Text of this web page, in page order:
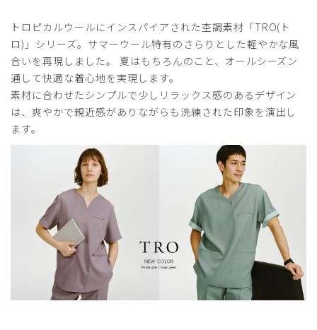
服好き歯科医師様
2026-07-04
年齢:40代 身長:171-175cm 体重:
サイズ感小さめ
大きめ
ストレッチ感 よく伸びる
伸びない
厚さ
とても薄い 厚い
色味が特に◎でした！パンツも追加購入検討してます。
クラシコはストレッチきいたモデルもその他モデルも所持し
ていますが、こちらのモデルは割とバランス良い（細すぎ
ず、ゆったり過ぎず）形でした。色味と素材感は他には無い
上手さで作られている分、首元の開きも袖の長さも良い意味
で中庸で着やすかった。
324メンズ:スクラブトップス・TRO/フォグブル
トロピカルウールにインスパイアされた杢調素材「TRO(ト
ロ)」シリーズ。サマーウール特有のさらりとした軽やかな風
合いを再現しました。 夏はもちろんのこと、オールシーズン
通して快適な着心地を実現します。
素材に合わせたシンプルで少しリラックス感のあるデザイン
は、爽やかで親近感がありながらも洗練された印象を演出し
ます。